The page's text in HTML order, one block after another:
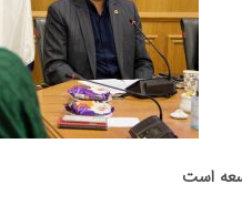
است